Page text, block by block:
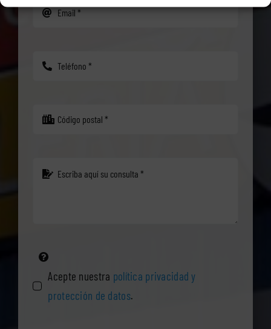
Acepte nuestra política privacidad y
protección de datos.